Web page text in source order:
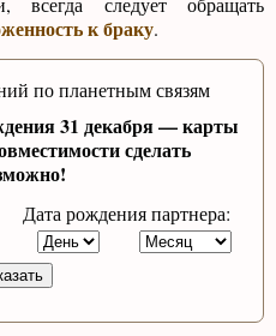
к браку.
по планетным связям
31 декабря — карты
сделать
Дата рождения партнера: